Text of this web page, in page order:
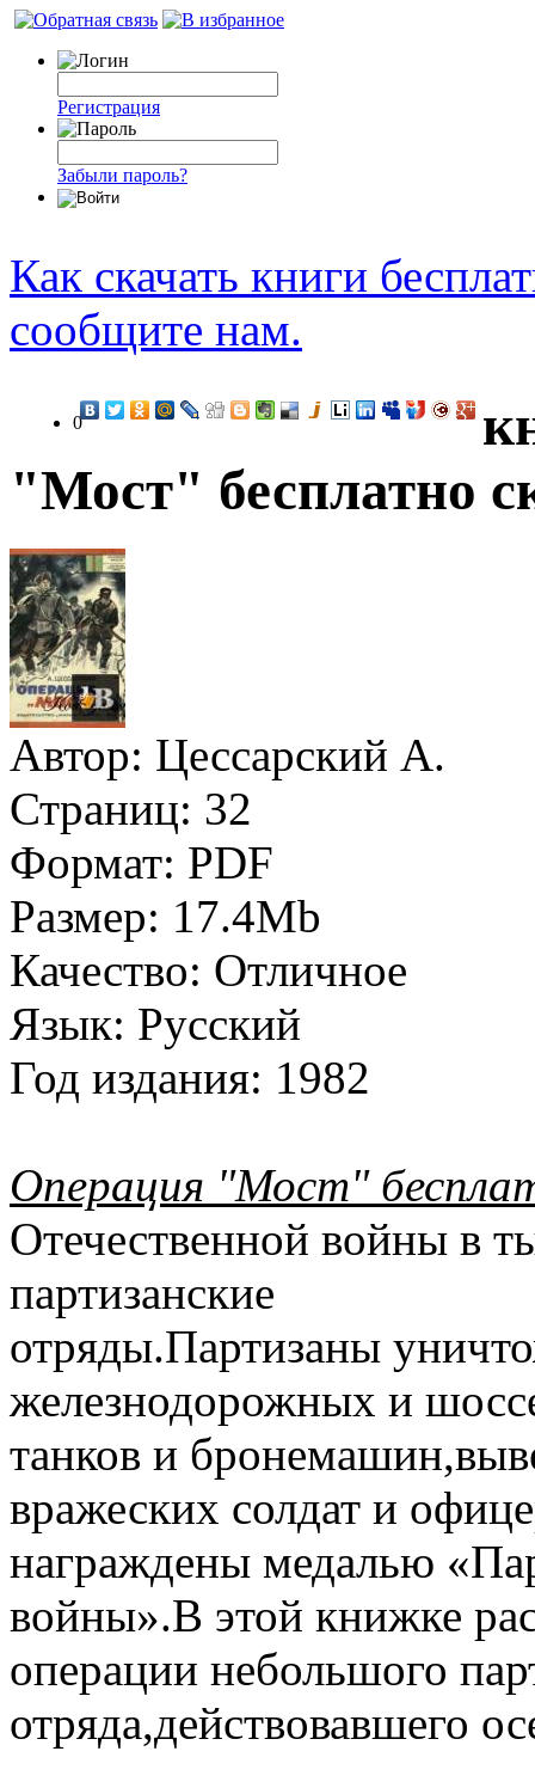
Регистрация
Забыли пароль?
Как скачать книги
сообщите нам.
0
"Мост" бесплатно
Автор: Цессарский А.
Страниц: 32
Формат: PDF
Размер: 17.4Mb
Качество: Отличное
Язык: Русский
Год издания: 1982
Операция "Мост"
Отечественной войны в
партизанские
отряды.Партизаны
железнодорожных и
танков и
вражеских солдат и
награждены медалью
войны».В этой книжке
операции небольшого
отряда,действовавшего